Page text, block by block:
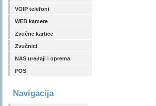
VOIP telefoni
WEB kamere
Zvučne kartice
Zvučnici
NAS uređaji i oprema
POS
Navigacija